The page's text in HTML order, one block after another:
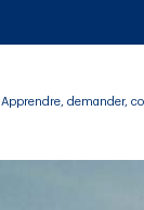
Apprendre, demander,